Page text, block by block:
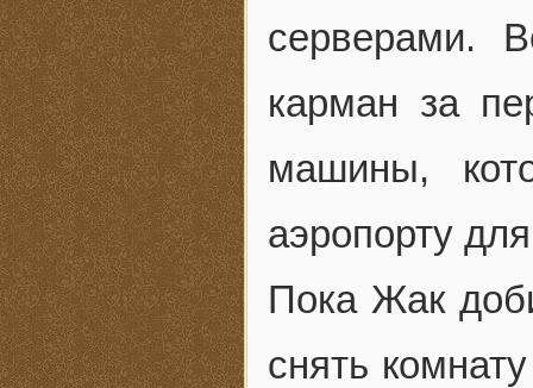
серверами.
карман за
машины,
аэропорту
Пока Жак
снять